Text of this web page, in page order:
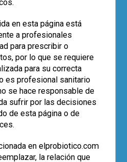
un papel muy
y regulación
,antibióticos,
, clostridium difficile ,
,diarrea , disbiosis,
, formación acreditada,
,microbiota,
,prebioticos
2
en esta página está
a profesionales
para prescribir o
por lo que se requiere
para su correcta
es profesional sanitario
se hace responsable de
sufrir por las decisiones
de esta página o de
en elprobiotico.com
la relación que